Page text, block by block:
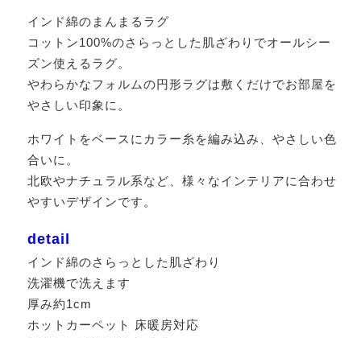
インド綿のまんまるラグ
コットン100%のさらっとした肌ざわりでオールシー
ズン使えるラグ。
やわらかなフォルムの円形ラグは敷くだけでお部屋を
やさしい印象に。
ホワイトをベースにカラー糸を編み込み、やさしい色
合いに。
北欧やナチュラル系など、様々なインテリアに合わせ
やすいデザインです。
detail
インド綿のさらっとした肌ざわり
洗濯機で洗えます
厚み約1cm
ホットカーペット 床暖房対応